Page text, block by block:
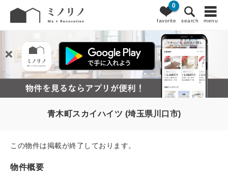
favorite
0
search menu
青木町スカイハイツ (埼玉県川口市)
この物件は掲載が終了しております。
物件概要